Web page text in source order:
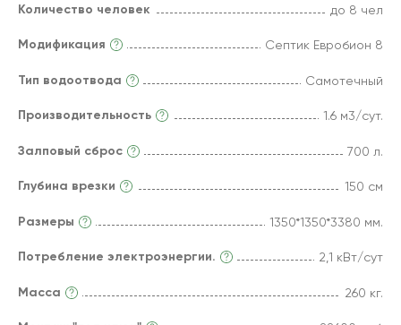
Количество человек до 8 чел
Модификация Септик Евробион 8
Тип водоотвода Самотечный
Производительность 1.6 м3/сут.
Залповый сброс 700 л.
Глубина врезки 150 см
Размеры 1350*1350*3380 мм.
Потребление электроэнергии. 2,1 кВт/сут
Масса 260 кг.